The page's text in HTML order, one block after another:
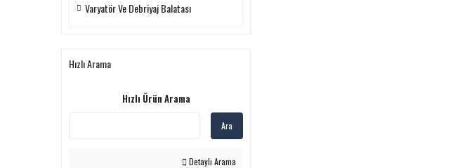
Varyatör Ve Debriyaj Balatası
Hızlı Arama
Hızlı Ürün Arama
Ara
Detaylı Arama